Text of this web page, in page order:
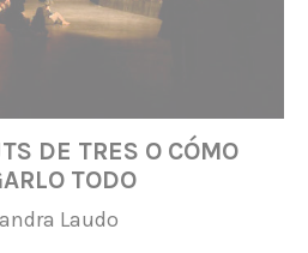
DE TRES O CÓMO
TODO
Laudo